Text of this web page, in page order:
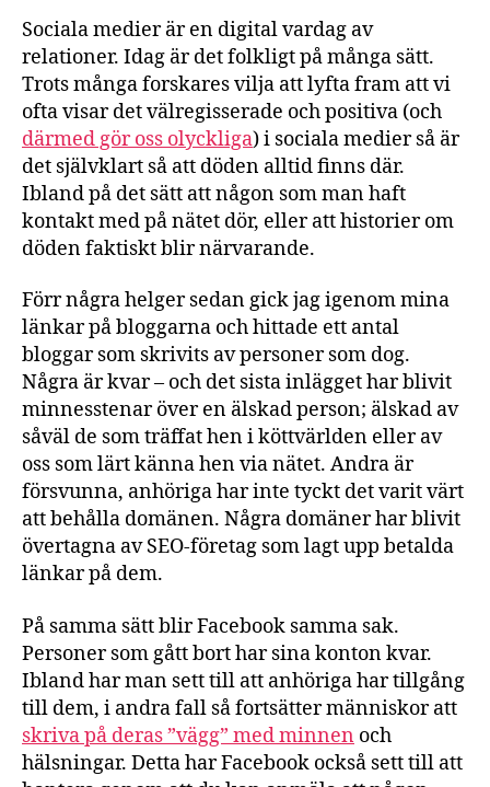
Sociala medier är en digital vardag av
relationer. Idag är det folkligt på många sätt.
Trots många forskares vilja att lyfta fram att vi
ofta visar det välregisserade och positiva (och
därmed gör oss olyckliga) i sociala medier så är
det självklart så att döden alltid finns där.
Ibland på det sätt att någon som man haft
kontakt med på nätet dör, eller att historier om
döden faktiskt blir närvarande.
Förr några helger sedan gick jag igenom mina
länkar på bloggarna och hittade ett antal
bloggar som skrivits av personer som dog.
Några är kvar – och det sista inlägget har blivit
minnesstenar över en älskad person; älskad av
såväl de som träffat hen i köttvärlden eller av
oss som lärt känna hen via nätet. Andra är
försvunna, anhöriga har inte tyckt det varit värt
att behålla domänen. Några domäner har blivit
övertagna av SEO-företag som lagt upp betalda
länkar på dem.
På samma sätt blir Facebook samma sak.
Personer som gått bort har sina konton kvar.
Ibland har man sett till att anhöriga har tillgång
till dem, i andra fall så fortsätter människor att
skriva på deras ”vägg” med minnen och
hälsningar. Detta har Facebook också sett till att